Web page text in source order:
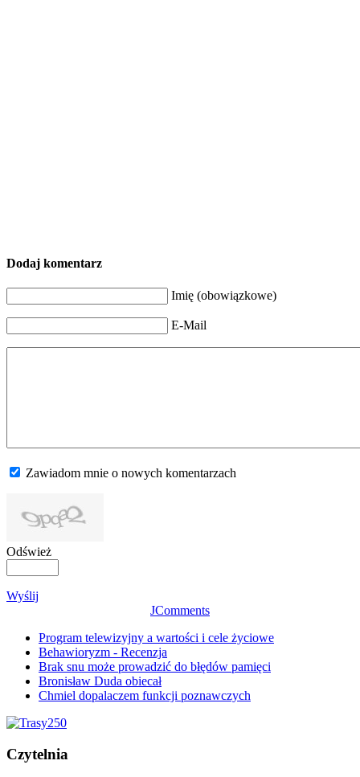
Dodaj komentarz
Imię (obowiązkowe)
E-Mail
Zawiadom mnie o nowych komentarzach
Odśwież
Wyślij
JComments
Program telewizyjny a wartości i cele życiowe
Behawioryzm - Recenzja
Brak snu może prowadzić do błędów pamięci
Bronisław Duda obiecał
Chmiel dopalaczem funkcji poznawczych
Czytelnia